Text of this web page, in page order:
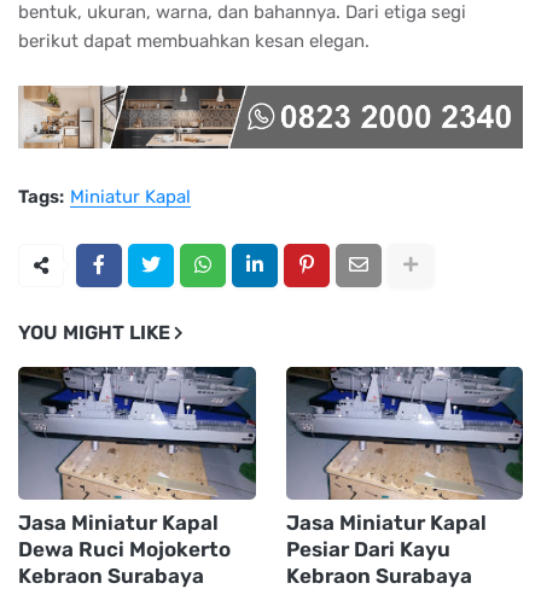
bentuk, ukuran, warna, dan bahannya. Dari etiga segi
berikut dapat membuahkan kesan elegan.
Tags: Miniatur Kapal
YOU MIGHT LIKE
Jasa Miniatur Kapal
Dewa Ruci Mojokerto
Kebraon Surabaya
Jasa Miniatur Kapal
Pesiar Dari Kayu
Kebraon Surabaya